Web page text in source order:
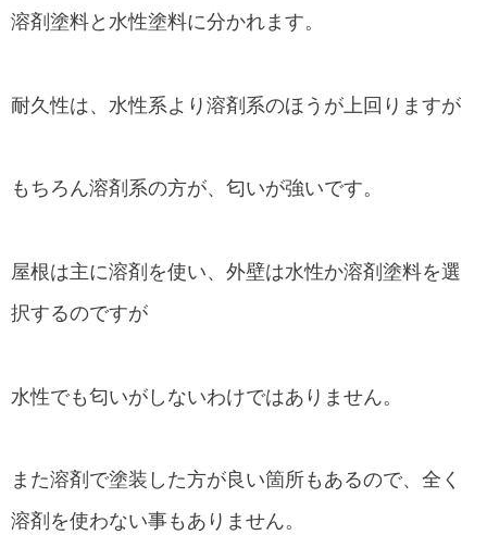
溶剤塗料と水性塗料に分かれます。
耐久性は、水性系より溶剤系のほうが上回りますが
もちろん溶剤系の方が、匂いが強いです。
屋根は主に溶剤を使い、外壁は水性か溶剤塗料を選
択するのですが
水性でも匂いがしないわけではありません。
また溶剤で塗装した方が良い箇所もあるので、全く
溶剤を使わない事もありません。